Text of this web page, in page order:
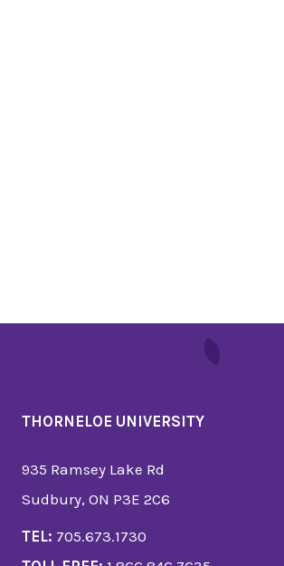
THORNELOE UNIVERSITY
935 Ramsey Lake Rd
Sudbury, ON P3E 2C6
TEL: 705.673.1730